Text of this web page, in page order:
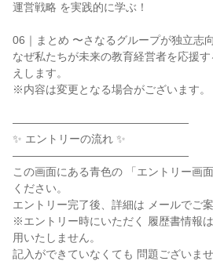
運営戦略 を実践的に学ぶ！
06｜まとめ 〜さなるグループが独立志
なぜ私たちが未来の教育経営者を応援
えします。
※内容は変更となる場合がございます。
――――――――――――――――
✨ エントリーの流れ ✨
――――――――――――――――
この画面にある青色の 「エントリー画
ください。
エントリー完了後、詳細は メールでご
※エントリー時にいただく 履歴書情報
用いたしません。
記入ができていなくても 問題ございま